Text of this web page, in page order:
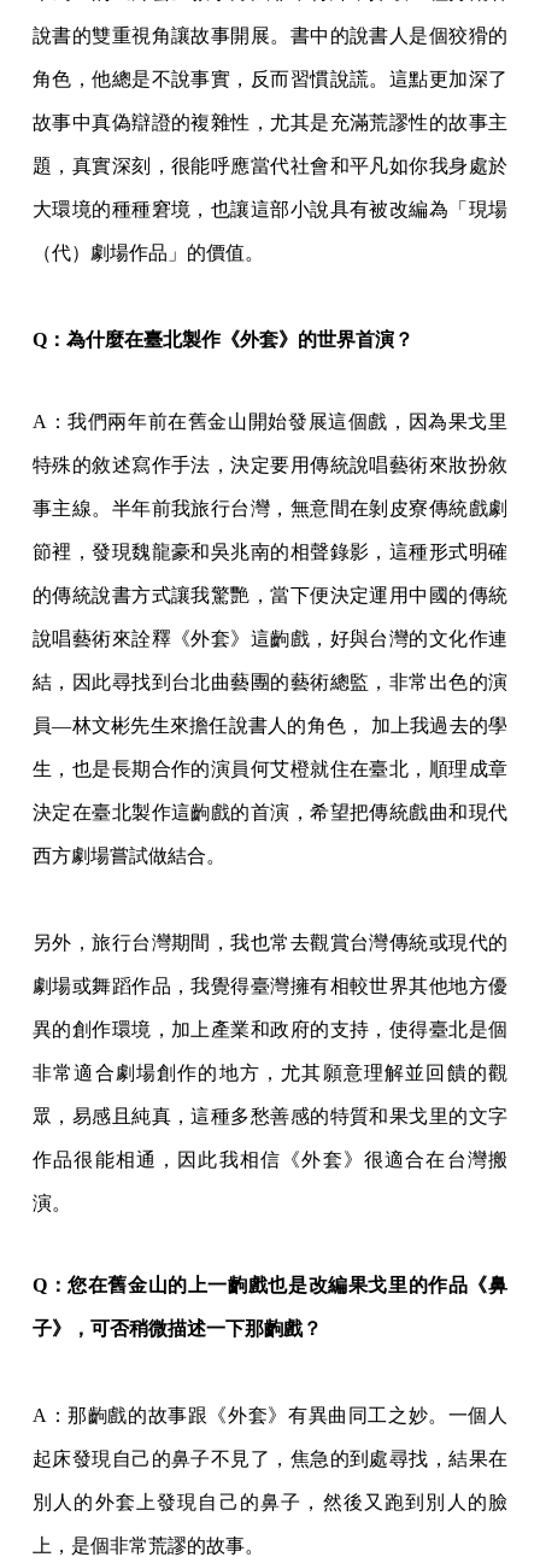
說書的雙重視角讓故事開展。書中的說書人是個狡猾的
角色，他總是不說事實，反而習慣說謊。這點更加深了
故事中真偽辯證的複雜性，尤其是充滿荒謬性的故事主
題，真實深刻，很能呼應當代社會和平凡如你我身處於
大環境的種種窘境，也讓這部小說具有被改編為「現場
（代）劇場作品」的價值。
Q ：為什麼在臺北製作《外套》的世界首演？
A：我們兩年前在舊金山開始發展這個戲，因為果戈里
特殊的敘述寫作手法，決定要用傳統說唱藝術來妝扮敘
事主線。半年前我旅行台灣，無意間在剝皮寮傳統戲劇
節裡，發現魏龍豪和吳兆南的相聲錄影，這種形式明確
的傳統說書方式讓我驚艷，當下便決定運用中國的傳統
說唱藝術來詮釋《外套》這齣戲，好與台灣的文化作連
結，因此尋找到台北曲藝團的藝術總監，非常出色的演
員—林文彬先生來擔任說書人的角色， 加上我過去的學
生，也是長期合作的演員何艾橙就住在臺北，順理成章
決定在臺北製作這齣戲的首演，希望把傳統戲曲和現代
西方劇場嘗試做結合。
另外，旅行台灣期間，我也常去觀賞台灣傳統或現代的
劇場或舞蹈作品，我覺得臺灣擁有相較世界其他地方優
異的創作環境，加上產業和政府的支持，使得臺北是個
非常適合劇場創作的地方，尤其願意理解並回饋的觀
眾，易感且純真，這種多愁善感的特質和果戈里的文字
作品很能相通，因此我相信《外套》很適合在台灣搬
演。
Q ：您在舊金山的上一齣戲也是改編果戈里的作品《鼻
子》，可否稍微描述一下那齣戲？
A ：那齣戲的故事跟《外套》有異曲同工之妙。一個人
起床發現自己的鼻子不見了，焦急的到處尋找，結果在
別人的外套上發現自己的鼻子，然後又跑到別人的臉
上，是個非常荒謬的故事。